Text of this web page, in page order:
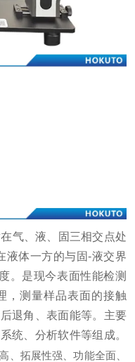
气、液、固三相交点处
液体一方的与固-液交界
。是现今表面性能检测
，测量样品表面的接触
退角、表面能等。主要
统、分析软件等组成。
、拓展性强、功能全面、